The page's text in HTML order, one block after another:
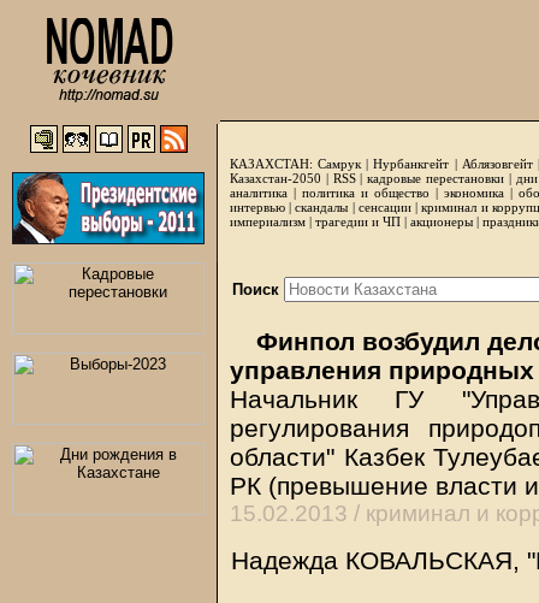
КАЗАХСТАН: Самрук |Нурбанкгейт | Аблязовгейт
Казахстан-2050 | RSS|кадровые перестановки|
аналитика | политика и общество | экономика |
интервью |скандалы | сенсации|криминал и
империализм | трагедии и ЧП | акционеры |
Поиск
Финпол возбудил
управления природных
Начальник ГУ
регулирования
области" Казбек
РК (превышение власти
15.02.2013 / криминал и
Надежда КОВАЛЬСКАЯ,